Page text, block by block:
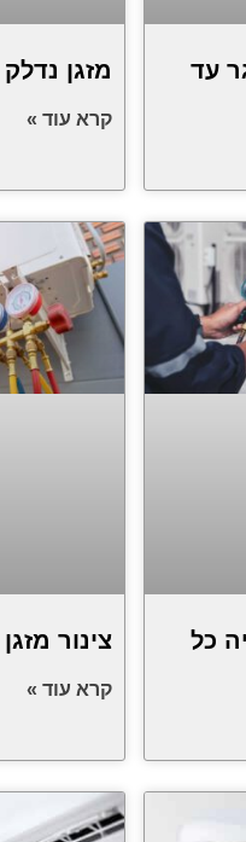
עד
מזגן
קרא עוד »
כל
צינור
קרא עוד »